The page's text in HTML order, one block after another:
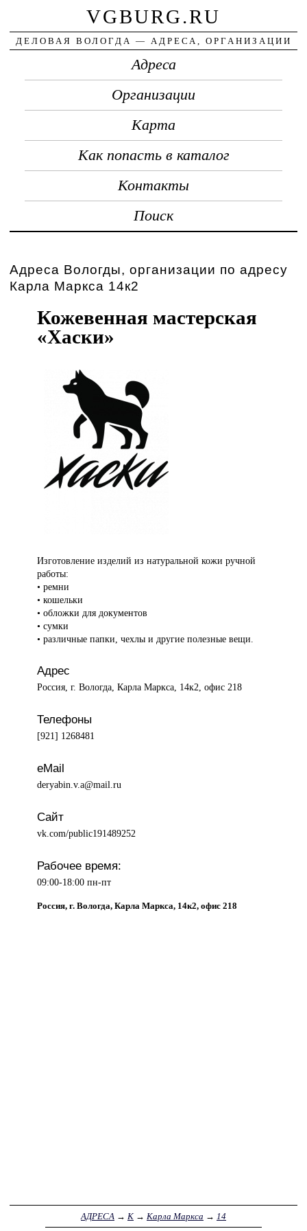
VGBURG.RU
ДЕЛОВАЯ ВОЛОГДА — АДРЕСА, ОРГАНИЗАЦИИ
Адреса
Организации
Карта
Как попасть в каталог
Контакты
Поиск
Адреса Вологды, организации по адресу
Карла Маркса 14к2
Кожевенная мастерская
«Хаски»
Изготовление изделийиз натуральной кожи ручной
работы:
• ремни
• кошельки
• обложки для документов
• сумки
• различные папки, чехлы и другие полезные вещи.
Адрес
Россия, г. Вологда, Карла Маркса, 14к2, офис 218
Телефоны
[921] 1268481
eMail
deryabin.v.a@mail.ru
Сайт
vk.com/public191489252
Рабочее время:
09:00-18:00 пн-пт
Россия, г. Вологда, Карла Маркса, 14к2, офис 218
АДРЕСА → К → Карла Маркса → 14